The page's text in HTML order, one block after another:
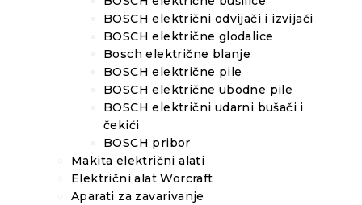
BOSCH električni odvijači i izvijači
BOSCH električne glodalice
Bosch električne blanje
BOSCH električne pile
BOSCH električne ubodne pile
BOSCH električni udarni bušači i
čekići
BOSCH pribor
Makita električni alati
Električni alat Worcraft
Aparati za zavarivanje